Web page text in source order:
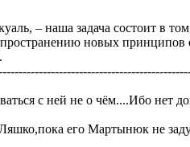
– наша задача состоит в
новых принципов
с ней не о чём....Ибо нет
его Мартынюк не